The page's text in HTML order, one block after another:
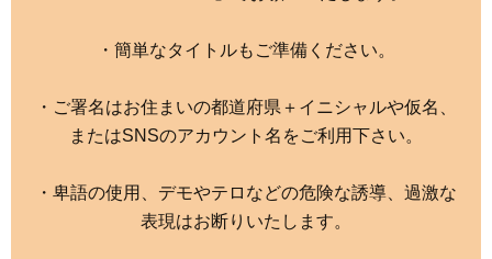
・簡単なタイトルもご準備ください。
・ご署名はお住まいの都道府県＋イニシャルや仮名、
またはSNSのアカウント名をご利用下さい。
・卑語の使用、デモやテロなどの危険な誘導、過激な
表現はお断りいたします。